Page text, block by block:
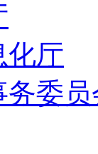
化厅
务委员